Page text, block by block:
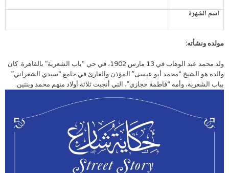
اسم الشهرة
مولده ونشأته:
ولد محمد عبد الوهاب في 13 مارس 1902، في حي “باب الشعرية” بالقاهرة. كان
والده هو الشيخ “محمد أبو عيسى” المؤذن والقارئ في جامع “سيدي الشعراني”
بباب الشعرية، وأمه “فاطمة حجازي”، التي أنجبت ثلاثة أولاد منهم محمد وبنتين.